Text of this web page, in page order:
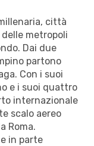
città
metropoli
Dai due
partono
Con i suoi
e i suoi quattro
internazionale
scalo aereo
Roma.
in parte